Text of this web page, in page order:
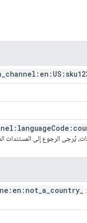
يُرجى الرجوع إلى المستندات
a country